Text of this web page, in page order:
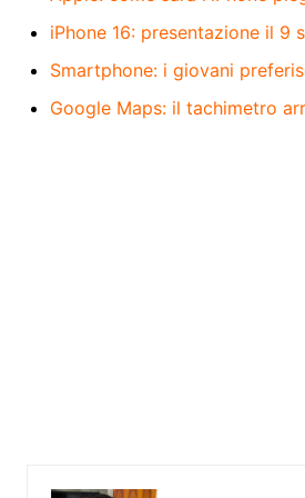
iPhone 16: presentazione il 9
Smartphone: i giovani
Google Maps: il tachimetro